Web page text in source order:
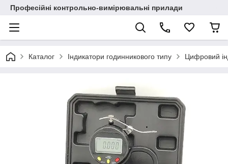
Професійні контрольно-вимірювальні прилади
Каталог Індикатори годинникового типу Цифровий